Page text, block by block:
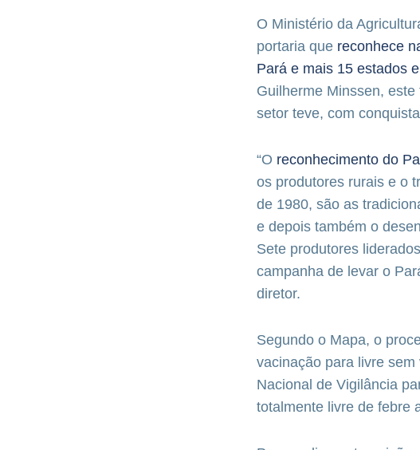
O Ministério da
portaria que reconhece
Pará e mais 15 estados
Guilherme Minssen,
setor teve, com
“O reconhecimento do
os produtores rurais e o
de 1980, são as
e depois também o
Sete produtores
campanha de levar o
diretor.
Segundo o Mapa, o
vacinação para livre
Nacional de Vigilância
totalmente livre de febre